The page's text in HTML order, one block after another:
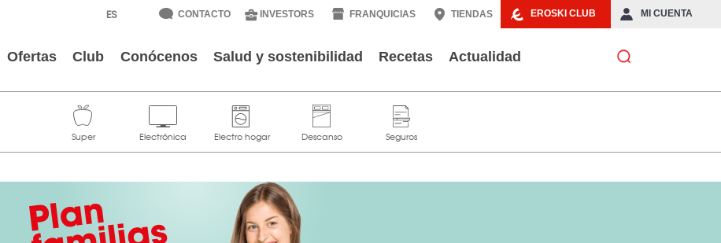
EROSKI CLUB MI CUENTA
CONTACTO INVESTORS FRANQUICIAS TIENDAS
Ofertas Club Conócenos Salud y sostenibilidad Recetas Actualidad